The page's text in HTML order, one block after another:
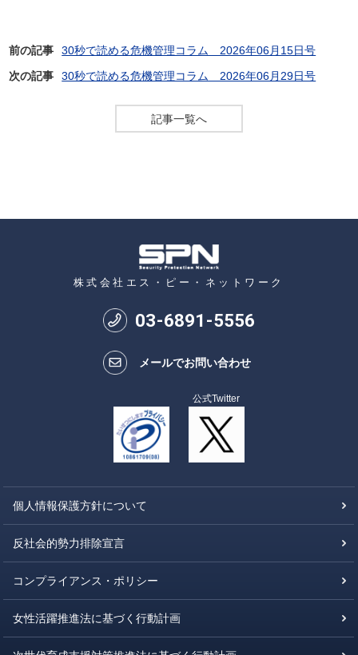
前の記事
30秒で読める危機管理コラム 2026年06月15日号
次の記事
30秒で読める危機管理コラム 2026年06月29日号
記事一覧へ
株式会社エス・ピー・ネットワーク
03-6891-5556
メールでお問い合わせ
公式Twitter
個人情報保護方針について
反社会的勢力排除宣言
コンプライアンス・ポリシー
女性活躍推進法に基づく行動計画